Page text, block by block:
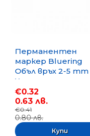
Перманентен
маркер Bluering
Объл връх 2-5 mm
Черен
€0.32
0.63 лв.
€0.41
0.80 лв.